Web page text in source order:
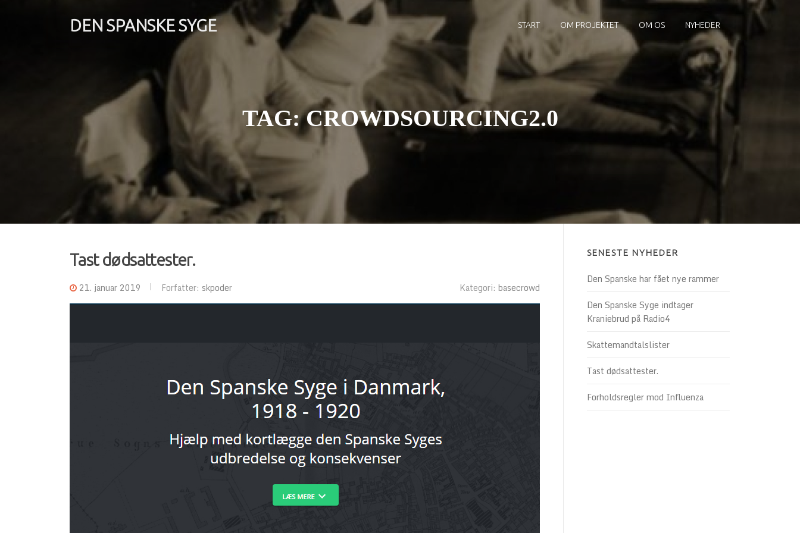
DEN SPANSKE SYGE START OM PROJEKTET OM OS NYHEDER
TAG:CROWDSOURCING2.0
Tast dødsattester.
21. januar 2019 Forfatter: skpoder Kategori: basecrowd
SENESTE NYHEDER
Den Spanske har fået nye rammer
Den Spanske Syge indtager
Kraniebrud på Radio4
Skattemandtalslister
Tast dødsattester.
Forholdsregler mod Influenza